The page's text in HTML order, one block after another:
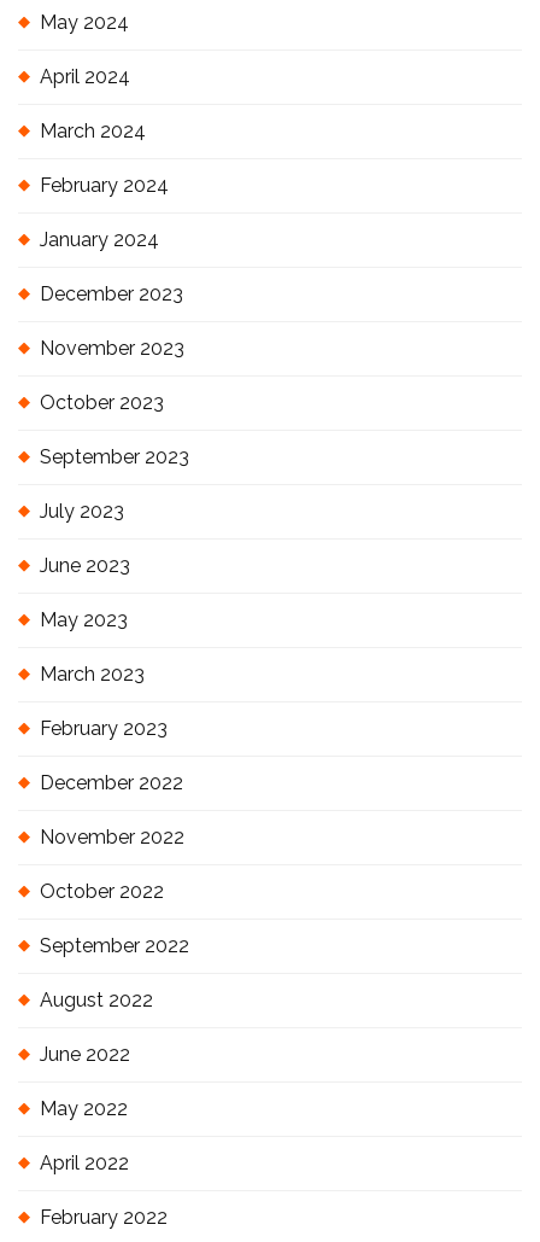
May 2024
April 2024
March 2024
February 2024
January 2024
December 2023
November 2023
October 2023
September 2023
July 2023
June 2023
May 2023
March 2023
February 2023
December 2022
November 2022
October 2022
September 2022
August 2022
June 2022
May 2022
April 2022
February 2022